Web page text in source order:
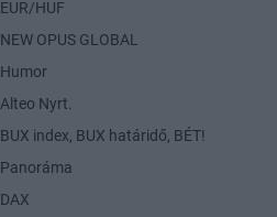
EUR/HUF
NEW OPUS GLOBAL
Humor
Alteo Nyrt.
BUX index, BUX határidő, BÉT!
Panoráma
DAX